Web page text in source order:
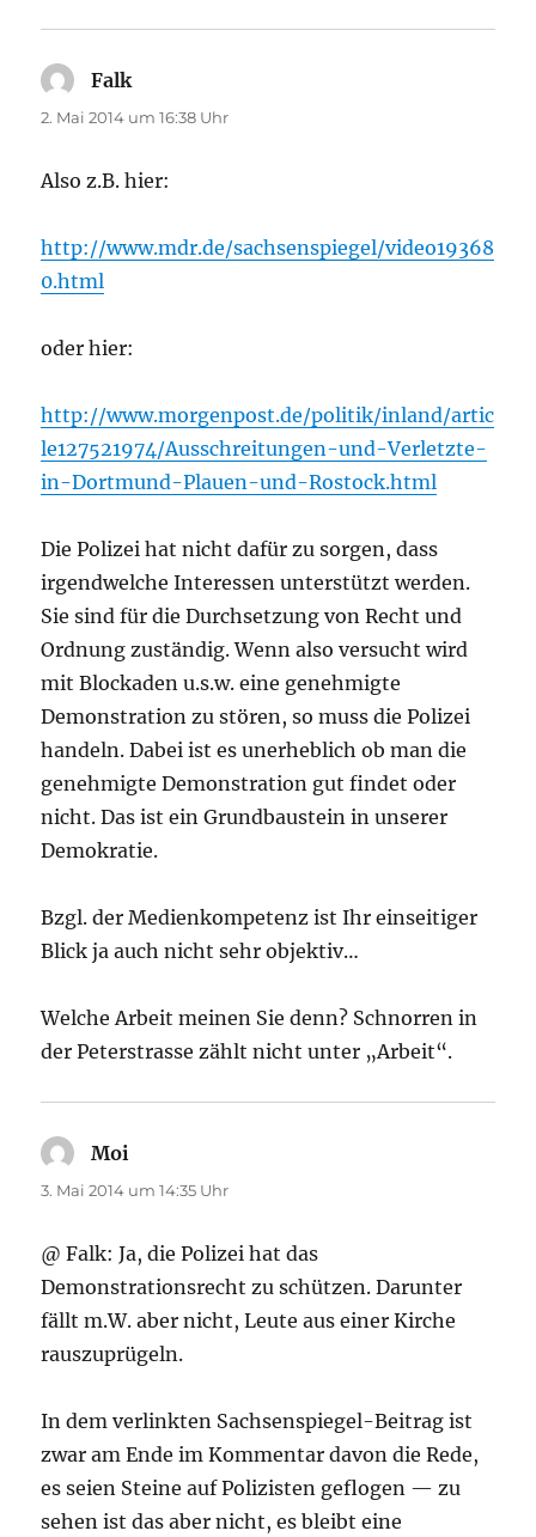
Falk
2. Mai 2014 um 16:38 Uhr
Also z.B. hier:
http://www.mdr.de/sachsenspiegel/video19368
0.html
oder hier:
http://www.morgenpost.de/politik/inland/artic
le127521974/Ausschreitungen-und-Verletzte-
in-Dortmund-Plauen-und-Rostock.html
Die Polizei hat nicht dafür zu sorgen, dass
irgendwelche Interessen unterstützt werden.
Sie sind für die Durchsetzung von Recht und
Ordnung zuständig. Wenn also versucht wird
mit Blockaden u.s.w. eine genehmigte
Demonstration zu stören, so muss die Polizei
handeln. Dabei ist es unerheblich ob man die
genehmigte Demonstration gut findet oder
nicht. Das ist ein Grundbaustein in unserer
Demokratie.
Bzgl. der Medienkompetenz ist Ihr einseitiger
Blick ja auch nicht sehr objektiv…
Welche Arbeit meinen Sie denn? Schnorren in
der Peterstrasse zählt nicht unter „Arbeit“.
Moi
3. Mai 2014 um 14:35 Uhr
@ Falk: Ja, die Polizei hat das
Demonstrationsrecht zu schützen. Darunter
fällt m.W. aber nicht, Leute aus einer Kirche
rauszuprügeln.
In dem verlinkten Sachsenspiegel-Beitrag ist
zwar am Ende im Kommentar davon die Rede,
es seien Steine auf Polizisten geflogen — zu
sehen ist das aber nicht, es bleibt eine